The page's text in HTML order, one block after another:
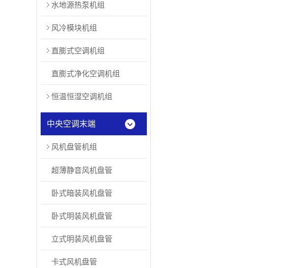
水地源热泵机组
风冷模块机组
直膨式空调机组
直膨式净化空调机组
恒温恒湿空调机组
中央空调末端
风机盘管机组
超薄静音风机盘管
卧式暗装风机盘管
卧式明装风机盘管
立式明装风机盘管
卡式风机盘管